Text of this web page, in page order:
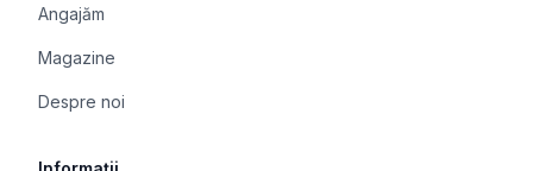
Angajăm
Magazine
Despre noi